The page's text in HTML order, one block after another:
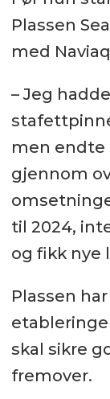
Plassen
med
– Jeg
men endte
gjennom
til 2024,
og fikk nye
Plassen
skal sikre
fremover.